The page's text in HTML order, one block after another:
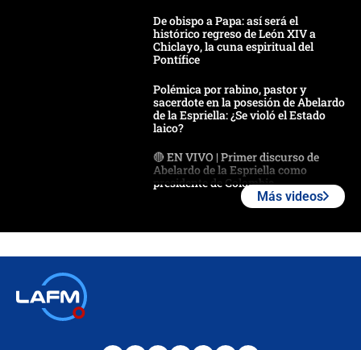
De obispo a Papa: así será el
histórico regreso de León XIV a
Chiclayo, la cuna espiritual del
Pontífice
Polémica por rabino, pastor y
sacerdote en la posesión de Abelardo
de la Espriella: ¿Se violó el Estado
laico?
🔴 EN VIVO | Primer discurso de
Abelardo de la Espriella como
presidente de Colombia
Más videos